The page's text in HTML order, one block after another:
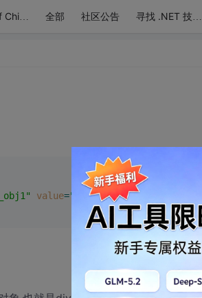
.NET Conf China 全部 社区公告 寻找 .NET 技术达人
value="test" />